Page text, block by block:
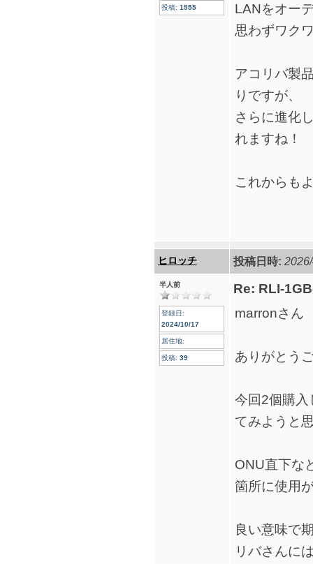
投稿: 1555
LANをオー
思わずワク
アコリバ製
りですが、
さらに進化
れますね！
これからも
ヒロッチ 投稿日時:
半人前
登録日:
2024/10/17
居住地:
投稿: 39
Re: RLI-
marronさん
ありがとう
今回2個購入
てみようと
ONU直下な
箇所に使用
良い意味で
リバさんに